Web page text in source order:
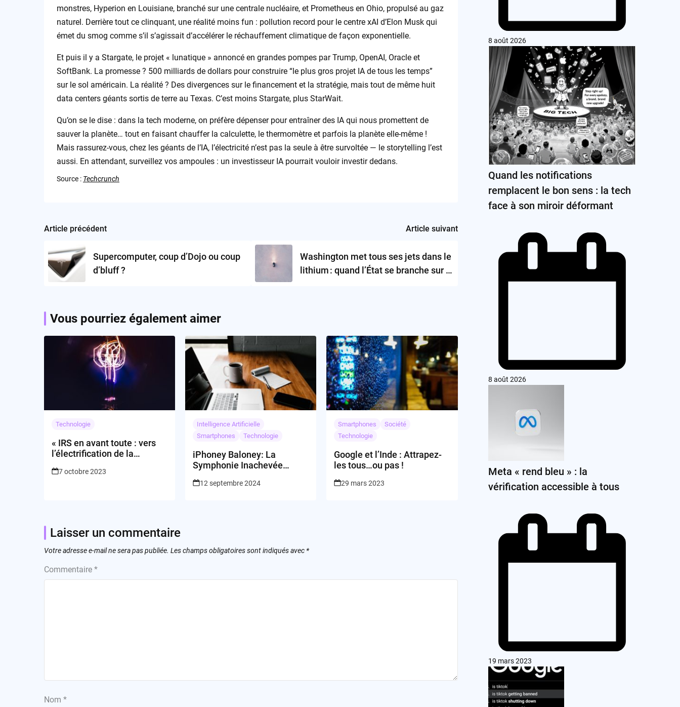
monstres, Hyperion en Louisiane, branché sur une centrale nucléaire, et Prometheus en Ohio, propulsé au gaz
naturel. Derrière tout ce clinquant, une réalité moins fun : pollution record pour le centre xAI d’Elon Musk qui
émet du smog comme s’il s’agissait d’accélérer le réchauffement climatique de façon exponentielle.
Et puis il y a Stargate, le projet « lunatique » annoncé en grandes pompes par Trump, OpenAI, Oracle et
SoftBank. La promesse ? 500 milliards de dollars pour construire “le plus gros projet IA de tous les temps”
sur le sol américain. La réalité ? Des divergences sur le financement et la stratégie, mais tout de même huit
data centers géants sortis de terre au Texas. C’est moins Stargate, plus StarWait.
Qu’on se le dise : dans la tech moderne, on préfère dépenser pour entraîner des IA qui nous promettent de
sauver la planète… tout en faisant chauffer la calculette, le thermomètre et parfois la planète elle-même !
Mais rassurez-vous, chez les géants de l’IA, l’électricité n’est pas la seule à être survoltée — le storytelling l’est
aussi. En attendant, surveillez vos ampoules : un investisseur IA pourrait vouloir investir dedans.
Source : Techcrunch
Post
navigation
Article précédent
Supercomputer, coup d’Dojo ou coup
d’bluff ?
Article suivant
Washington met tous ses jets dans le
lithium : quand l’État se branche sur la
Vous pourriez également aimer
Technologie
« IRS en avant toute : vers
l’électrification de la
7 octobre 2023
Intelligence Artificielle
Smartphones
Technologie
iPhoney Baloney: La
Symphonie Inachevée
12 septembre 2024
Smartphones
Société
Technologie
Google et l’Inde : Attrapez-
les tous…ou pas !
29 mars 2023
Laisser un commentaire
Votre adresse e-mail ne sera pas publiée. Les champs obligatoires sont indiqués avec *
Commentaire *
Nom *
8 août 2026
Quand les notifications
remplacent le bon sens : la tech
face à son miroir déformant
8 août 2026
Meta « rend bleu » : la
vérification accessible à tous
19 mars 2023